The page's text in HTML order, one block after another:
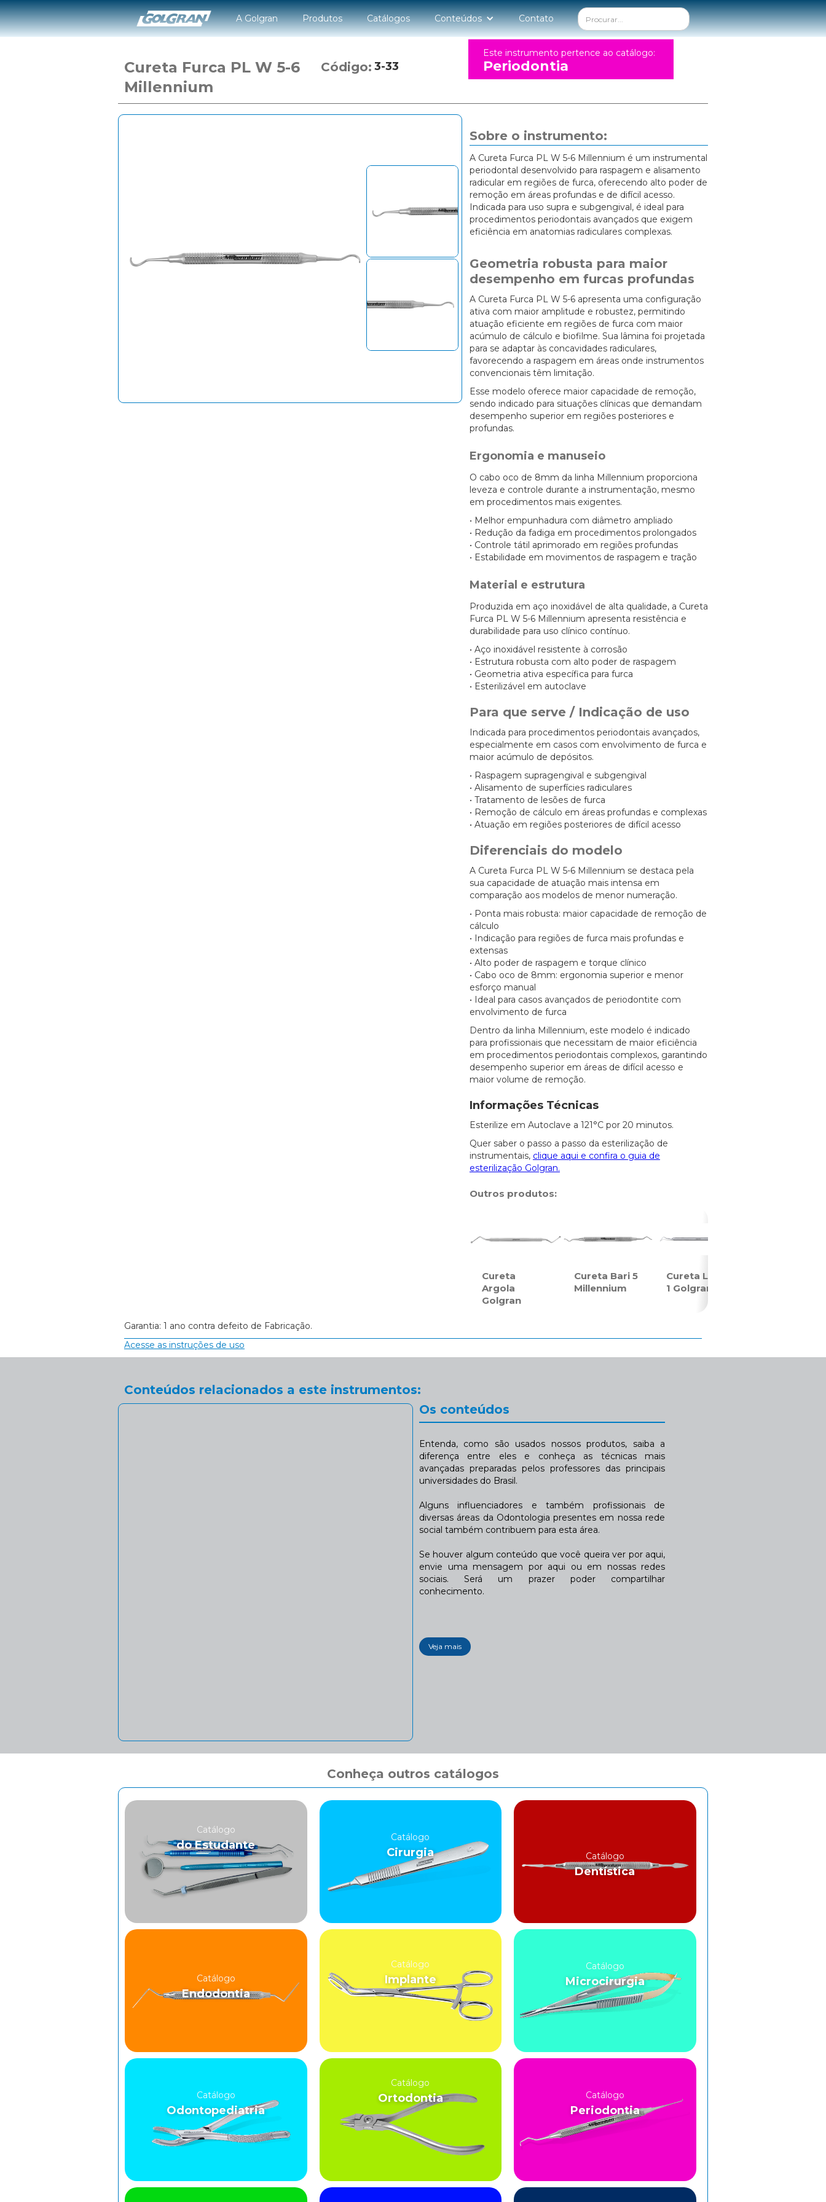
A Golgran Produtos Catálogos Conteúdos Contato
Cureta Furca PL W 5-6
Millennium
Código: 3-33
Este instrumento pertence ao catálogo:
Periodontia
Sobre o instrumento:
A Cureta Furca PL W 5-6 Millennium é um instrumental
periodontal desenvolvido para raspagem e alisamento
radicular em regiões de furca, oferecendo alto poder de
remoção em áreas profundas e de difícil acesso.
Indicada para uso supra e subgengival, é ideal para
procedimentos periodontais avançados que exigem
eficiência em anatomias radiculares complexas.
Geometria robusta para maior
desempenho em furcas profundas
A Cureta Furca PL W 5-6 apresenta uma configuração
ativa com maior amplitude e robustez, permitindo
atuação eficiente em regiões de furca com maior
acúmulo de cálculo e biofilme. Sua lâmina foi projetada
para se adaptar às concavidades radiculares,
favorecendo a raspagem em áreas onde instrumentos
convencionais têm limitação.
Esse modelo oferece maior capacidade de remoção,
sendo indicado para situações clínicas que demandam
desempenho superior em regiões posteriores e
profundas.
Ergonomia e manuseio
O cabo oco de 8mm da linha Millennium proporciona
leveza e controle durante a instrumentação, mesmo
em procedimentos mais exigentes.
• Melhor empunhadura com diâmetro ampliado
• Redução da fadiga em procedimentos prolongados
• Controle tátil aprimorado em regiões profundas
• Estabilidade em movimentos de raspagem e tração
Material e estrutura
Produzida em aço inoxidável de alta qualidade, a Cureta
Furca PL W 5-6 Millennium apresenta resistência e
durabilidade para uso clínico contínuo.
• Aço inoxidável resistente à corrosão
• Estrutura robusta com alto poder de raspagem
• Geometria ativa específica para furca
• Esterilizável em autoclave
Para que serve / Indicação de uso
Indicada para procedimentos periodontais avançados,
especialmente em casos com envolvimento de furca e
maior acúmulo de depósitos.
• Raspagem supragengival e subgengival
• Alisamento de superfícies radiculares
• Tratamento de lesões de furca
• Remoção de cálculo em áreas profundas e complexas
• Atuação em regiões posteriores de difícil acesso
Diferenciais do modelo
A Cureta Furca PL W 5-6 Millennium se destaca pela
sua capacidade de atuação mais intensa em
comparação aos modelos de menor numeração.
• Ponta mais robusta: maior capacidade de remoção de
cálculo
• Indicação para regiões de furca mais profundas e
extensas
• Alto poder de raspagem e torque clínico
• Cabo oco de 8mm: ergonomia superior e menor
esforço manual
• Ideal para casos avançados de periodontite com
envolvimento de furca
Dentro da linha Millennium, este modelo é indicado
para profissionais que necessitam de maior eficiência
em procedimentos periodontais complexos, garantindo
desempenho superior em áreas de difícil acesso e
maior volume de remoção.
Informações Técnicas
Esterilize em Autoclave a 121°C por 20 minutos.
Quer saber o passo a passo da esterilização de
instrumentais, clique aqui e confira o guia de
esterilização Golgran.
Outros produtos:
Cureta
Argola
Golgran
Cureta Bari 5
Millennium
Cureta Longa
1 Golgran
Garantia: 1 ano contra defeito de Fabricação.
Acesse as instruções de uso
Conteúdos relacionados a este instrumentos:
Os conteúdos
Entenda, como são usados nossos produtos, saiba a
diferença entre eles e conheça as técnicas mais
avançadas preparadas pelos professores das principais
universidades do Brasil.
Alguns influenciadores e também profissionais de
diversas áreas da Odontologia presentes em nossa rede
social também contribuem para esta área.
Se houver algum conteúdo que você queira ver por aqui,
envie uma mensagem por aqui ou em nossas redes
sociais. Será um prazer poder compartilhar
conhecimento.
Veja mais
Conheça outros catálogos
Catálogo
do Estudante
Catálogo
Cirurgia Catálogo
Dentística
Catálogo
Endodontia
Catálogo
Implante
Catálogo
Microcirurgia
Catálogo
Odontopediatria
Catálogo
Ortodontia Catálogo
Periodontia